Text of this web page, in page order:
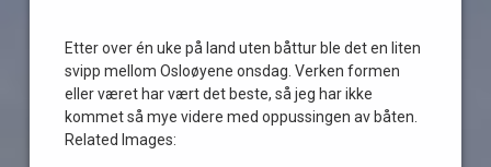
Etter over én uke på land uten båttur ble det en liten
svipp mellom Osloøyene onsdag. Verken formen
eller været har vært det beste, så jeg har ikke
kommet så mye videre med oppussingen av båten.
Related Images: